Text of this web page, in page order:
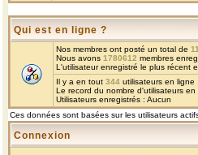
Qui est en ligne ?
Nos membres ont posté un total de
Nous avons 1780612 membres
L'utilisateur enregistré le plus récent
Il y a en tout 344 utilisateurs en
Le record du nombre d'utilisateurs en
Utilisateurs enregistrés : Aucun
Ces données sont basées sur les utilisateurs
Connexion